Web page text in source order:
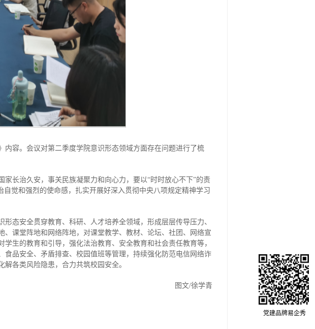
容。会议对第二季度学院意识形态领域方面存在问题进行了梳
长治久安，事关民族凝聚力和向心力，要以“时时放心不下”的责
觉和强烈的使命感，扎实开展好深入贯彻中央八项规定精神学习
态安全贯穿教育、科研、人才培养全领域，形成层层传导压力、
课堂阵地和网络阵地，对课堂教学、教材、论坛、社团、网络宣
生的教育和引导，强化法治教育、安全教育和社会责任教育等，
品安全、矛盾排查、校园值班等管理，持续强化防范电信网络诈
各类风险隐患，合力共筑校园安全。
图文/徐学青
党建品牌易企秀